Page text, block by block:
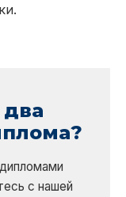
два
с нашей